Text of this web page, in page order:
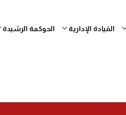
القيادة الإدارية الحوكمة الرشيدة